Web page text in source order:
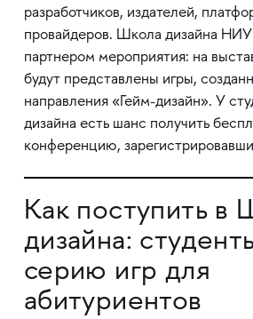
разработчиков, издателей,
провайдеров. Школа дизайна
партнером мероприятия: на
будут представлены игры,
направления «Гейм-дизайн». У
дизайна есть шанс получить
конференцию,
Как поступить в
дизайна:
серию игр для
абитуриентов